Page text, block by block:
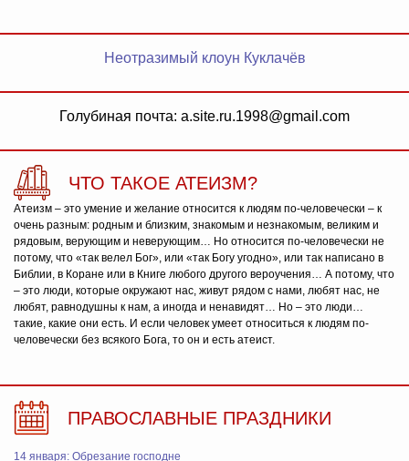
Неотразимый клоун Куклачёв
Голубиная почта: a.site.ru.1998@gmail.com
ЧТО ТАКОЕ АТЕИЗМ?
Атеизм – это умение и желание относится к людям по-человечески – к
очень разным: родным и близким, знакомым и незнакомым, великим и
рядовым, верующим и неверующим… Но относится по-человечески не
потому, что «так велел Бог», или «так Богу угодно», или так написано в
Библии, в Коране или в Книге любого другого вероучения… А потому, что
– это люди, которые окружают нас, живут рядом с нами, любят нас, не
любят, равнодушны к нам, а иногда и ненавидят… Но – это люди…
такие, какие они есть. И если человек умеет относиться к людям по-
человечески без всякого Бога, то он и есть атеист.
ПРАВОСЛАВНЫЕ ПРАЗДНИКИ
14 января: Обрезание господне